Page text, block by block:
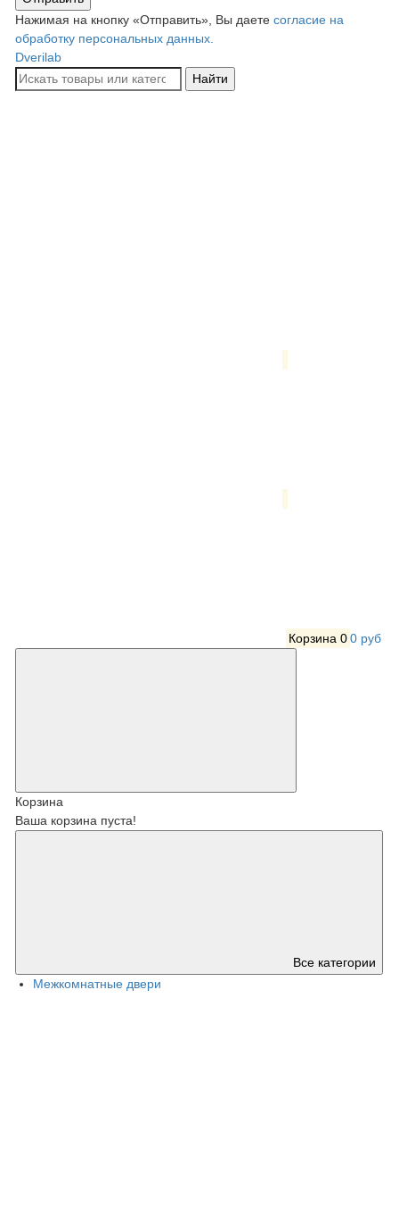
Нажимая на кнопку «Отправить», Вы даете согласие на
обработку персональных данных.
Dverilab
Найти
Корзина 00 руб
Корзина
Ваша корзина пуста!
Все категории
Межкомнатные двери